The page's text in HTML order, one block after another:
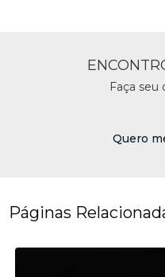
Faça
Quero
Páginas